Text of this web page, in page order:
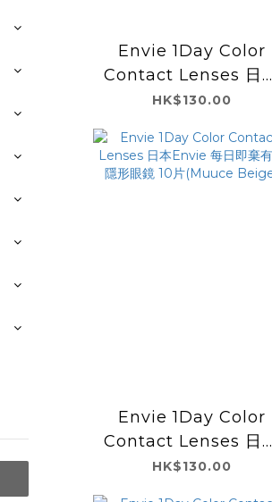
Envie 1Day Color
Contact Lenses 日本
Envie 每日即棄有色隱
Beige)
HK$130.00
Envie 1Day Color
Contact Lenses 日本
Envie 每日即棄有色隱
HK$130.00